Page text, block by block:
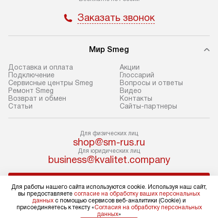
В день, согласованный с вами,
служба доставки привезет
упакованный товар до подъезда.
покупку до двери вашей квартиры
или места установки, пожалуйста,
предварительно согласуйте это
с менеджером. За эту услугу будет
взиматься дополнительная плата.
Обратите внимание на размеры
товара: например, если габариты
холодильника не позволяют
пронести его через дверной проем,
сотрудники транспортной службы
не имеют права производить
демонтаж дверцы, ручек или других
выступающих элементов, так как
и
при
существующим
После этого
коммуникаций,
материалы,
и
и регулярное
Заказать звонок
Мир Smeg
Доставка и оплата
Подключение
Сервисные центры Smeg
Ремонт Smeg
Возврат и обмен
Статьи
Акции
Глоссарий
Вопросы и ответы
Видео
Контакты
Сайты-партнеры
Для физических лиц
shop@sm-rus.ru
Для юридических лиц
business@kvalitet.company
Политика конфиденциальности
Условия продажи
Для работы нашего сайта используются cookie. Используя наш сайт,
вы предоставляете согласие на обработку ваших персональных
данных с помощью сервисов веб-аналитики (Cookie) и
присоединяетесь к тексту «Согласия на обработку персональных
данных»